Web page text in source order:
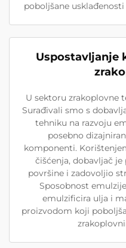
poboljšane
Uspostavljanje
U sektoru zrakoplovne
Surađivali smo s
tehniku na razvoju
posebno
komponenti.
čišćenja, dobavljač
površine i zadovoljio
Sposobnost
emulzificira ulja i
proizvodom koji